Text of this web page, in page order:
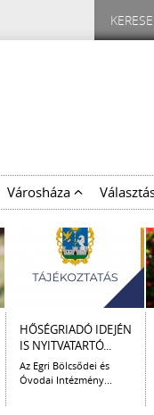
Városháza
HŐSÉGRIADÓ IDEJÉN
IS NYITVATARTÓ...
Az Egri Bölcsődei és
Óvodai Intézmény...